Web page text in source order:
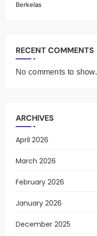
Berkelas
RECENT COMMENTS
No comments to show.
ARCHIVES
April 2026
March 2026
February 2026
January 2026
December 2025